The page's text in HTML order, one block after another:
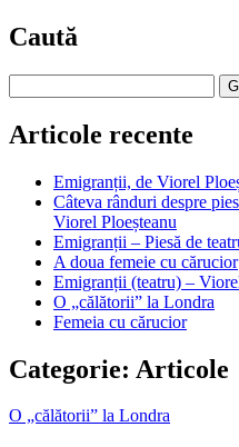
Sidebar
Caută
Articole recente
Emigranții, de Viorel
Câteva rânduri despre
Viorel Ploeșteanu
Emigranții – Piesă de
A doua femeie cu cărucior
Emigranții (teatru) –
O „călătorii” la Londra
Femeia cu cărucior
Categorie: Articole
O „călătorii” la Londra